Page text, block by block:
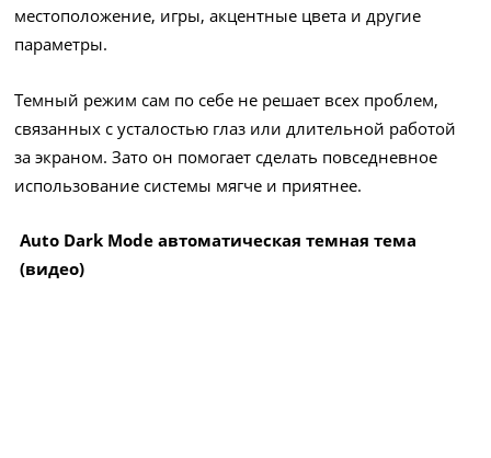
местоположение, игры, акцентные цвета и другие
параметры.
Темный режим сам по себе не решает всех проблем,
связанных с усталостью глаз или длительной работой
за экраном. Зато он помогает сделать повседневное
использование системы мягче и приятнее.
Auto Dark Mode автоматическая темная тема
(видео)